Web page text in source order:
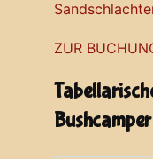
ZUR
Bushcamper